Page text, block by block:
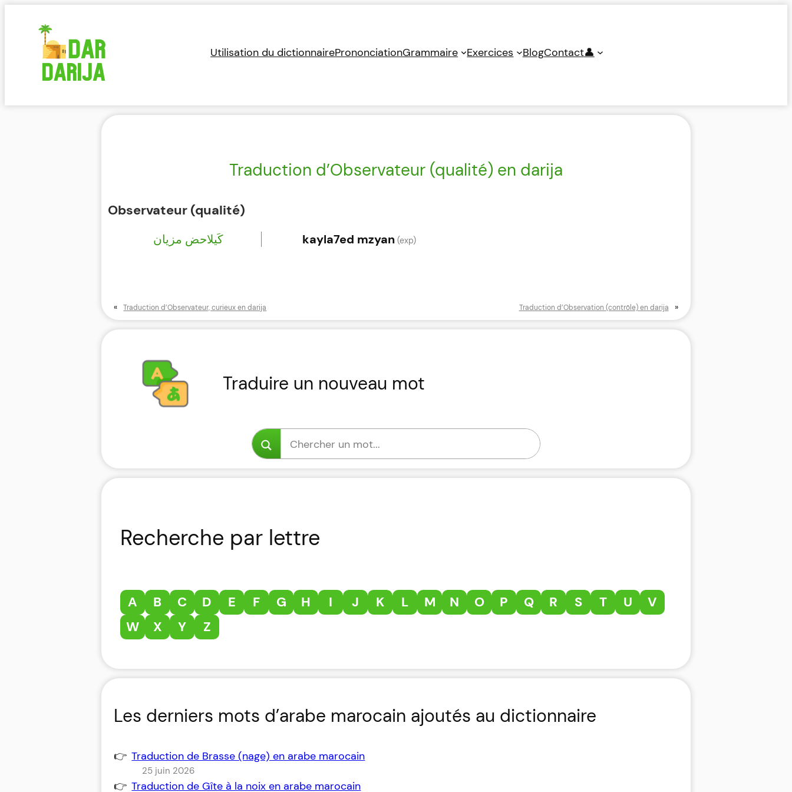
contenu
Utilisation du dictionnairePrononciationGrammaire Exercices BlogContact👤
Traduction d’Observateur (qualité) en darija
Observateur (qualité)
كَيلاحض مزيان kayla7ed mzyan(exp)
« Traduction d’Observateur, curieux en darija Traduction d’Observation (contrôle) en darija »
Traduire un nouveau mot
Recherche par lettre
A B C D E F G H I J K L M N O P Q R S T U
V
W
X Y Z
Les derniers mots d’arabe marocain ajoutés au dictionnaire
Traduction de Brasse (nage) en arabe marocain
25 juin 2026
Traduction de Gîte à la noix en arabe marocain